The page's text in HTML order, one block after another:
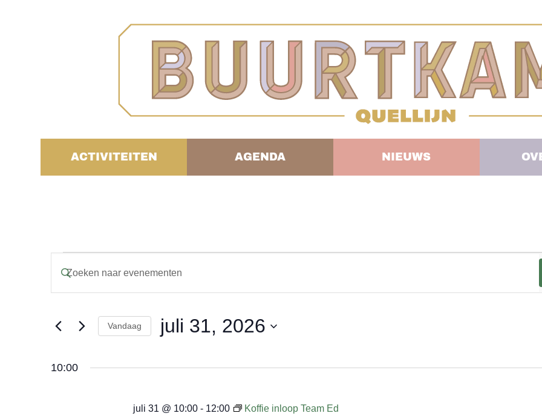
ACTIVITEITEN AGENDA NIEUWS
Evenementen
Zoeken
en
weergeven
navigatie
Vul
keyword
Zoek
voor
keyword.
Vandaag juli 31, 2026
10:00
juli 31 @ 10:00- 12:00 Koffie inloop Team Ed